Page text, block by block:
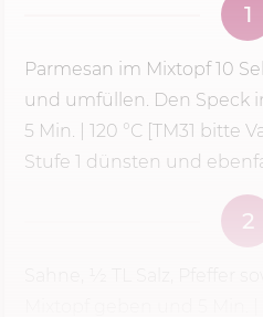
1
Parmesan im Mixtopf 10
und umfüllen. Den Speck
5 Min.
120 °C [TM31 bitte
Stufe 1 dünsten und
2